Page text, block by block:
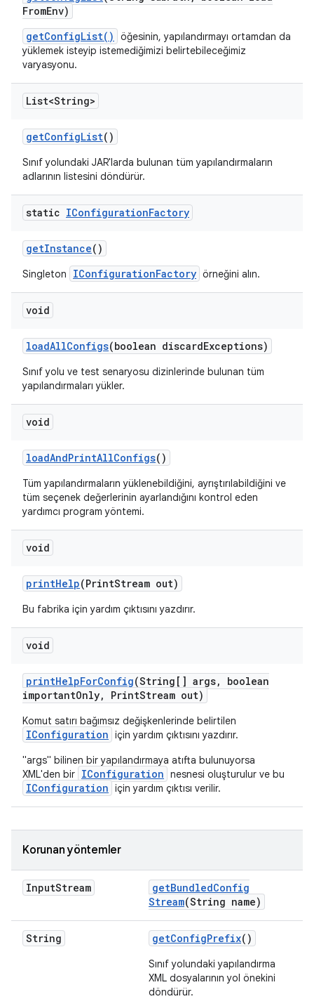
FromEnv)
getConfigList()
öğesinin, yapılandırmayı ortamdan da
yüklemek isteyip istemediğimizi belirtebileceğimiz
varyasyonu.
List<String>
getConfigList()
Sınıf yolundaki JAR'larda bulunan tüm yapılandırmaların
adlarının listesini döndürür.
static IConfigurationFactory
getInstance()
Singleton IConfigurationFactory örneğini alın.
void
loadAllConfigs(boolean discardExceptions)
Sınıf yolu ve test senaryosu dizinlerinde bulunan tüm
yapılandırmaları yükler.
void
loadAndPrintAllConfigs()
Tüm yapılandırmaların yüklenebildiğini, ayrıştırılabildiğini ve
tüm seçenek değerlerinin ayarlandığını kontrol eden
yardımcı program yöntemi.
void
printHelp(PrintStream out)
Bu fabrika için yardım çıktısını yazdırır.
void
printHelpForConfig(String[] args,
boolean
importantOnly, PrintStream out)
Komut satırı bağımsız değişkenlerinde belirtilen
IConfiguration için yardım çıktısını yazdırır.
"args" bilinen bir yapılandırmaya atıfta bulunuyorsa
XML'den bir IConfiguration nesnesi oluşturulur ve bu
IConfiguration için yardım çıktısı verilir.
Korunan yöntemler
InputStream getBundledConfig
Stream(String name)
String getConfigPrefix()
Sınıf yolundaki yapılandırma
XML dosyalarının yol önekini
döndürür.